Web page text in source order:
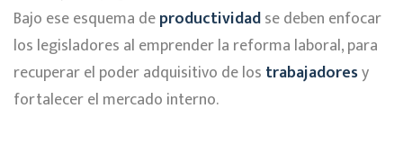
Bajo ese esquema deproductividadse deben enfocar
los legisladores al emprender la reforma laboral, para
recuperar el poder adquisitivo de los trabajadoresy
fortalecer el mercado interno.